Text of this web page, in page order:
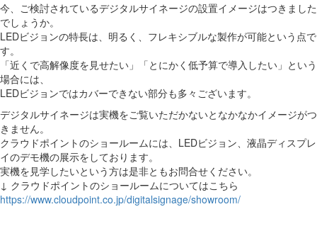
今、ご検討されているデジタルサイネージの設置イメージはつきました
でしょうか。
LEDビジョンの特長は、明るく、フレキシブルな製作が可能という点で
す。
「近くで高解像度を見せたい」「とにかく低予算で導入したい」という
場合には、
LEDビジョンではカバーできない部分も多々ございます。
デジタルサイネージは実機をご覧いただかないとなかなかイメージがつ
きません。
クラウドポイントのショールームには、LEDビジョン、液晶ディスプレ
イのデモ機の展示をしております。
実機を見学したいという方は是非ともお問合せください。
↓ クラウドポイントのショールームについてはこちら
https://www.cloudpoint.co.jp/digitalsignage/showroom/